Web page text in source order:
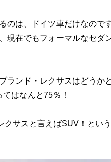
は、ドイツ車だけなので
現在でもフォーマルなセダ
ンド・レクサスはどうか
はなんと75％！
サスと言えばSUV！とい